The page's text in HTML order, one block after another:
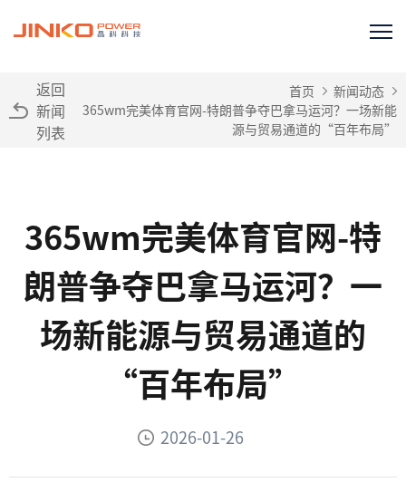
返回
新闻
列表
首页
新闻动态
365wm完美体育官网-特朗普争夺巴拿马运河？一场新能
源与贸易通道的“百年布局”
365wm完美体育官网-特
朗普争夺巴拿马运河？一
场新能源与贸易通道的
“百年布局”
2026-01-26